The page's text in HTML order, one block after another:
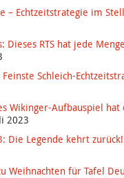
– Echtzeitstrategie im
Dieses RTS hat jede
Feinste Schleich-
Wikinger-Aufbauspiel hat
2023
Die Legende kehrt
Weihnachten für Tafel